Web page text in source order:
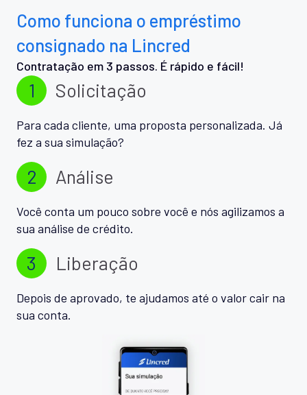
Como funciona o empréstimo
consignado na Lincred
Contratação em 3 passos. É rápido e fácil!
1 Solicitação
Para cada cliente, uma proposta personalizada. Já
fez a sua simulação?
2 Análise
Você conta um pouco sobre você e nós agilizamos a
sua análise de crédito.
3 Liberação
Depois de aprovado, te ajudamos até o valor cair na
sua conta.